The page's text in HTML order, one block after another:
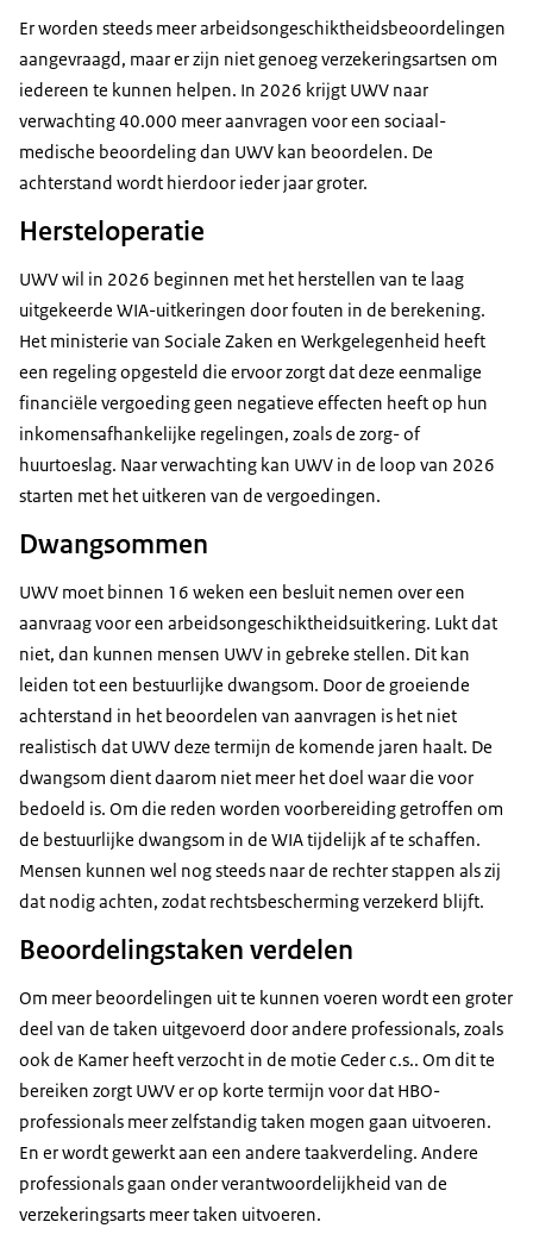
Er worden steeds meer arbeidsongeschiktheidsbeoordelingen
aangevraagd, maar er zijn niet genoeg verzekeringsartsen om
iedereen te kunnen helpen. In 2026 krijgt UWV naar
verwachting 40.000 meer aanvragen voor een sociaal-
medische beoordeling dan UWV kan beoordelen. De
achterstand wordt hierdoor ieder jaar groter.
Hersteloperatie
UWV wil in 2026 beginnen met het herstellen van te laag
uitgekeerde WIA-uitkeringen door fouten in de berekening.
Het ministerie van Sociale Zaken en Werkgelegenheid heeft
een regeling opgesteld die ervoor zorgt dat deze eenmalige
financiële vergoeding geen negatieve effecten heeft op hun
inkomensafhankelijke regelingen, zoals de zorg- of
huurtoeslag. Naar verwachting kan UWV in de loop van 2026
starten met het uitkeren van de vergoedingen.
Dwangsommen
UWV moet binnen 16 weken een besluit nemen over een
aanvraag voor een arbeidsongeschiktheidsuitkering. Lukt dat
niet, dan kunnen mensen UWV in gebreke stellen. Dit kan
leiden tot een bestuurlijke dwangsom. Door de groeiende
achterstand in het beoordelen van aanvragen is het niet
realistisch dat UWV deze termijn de komende jaren haalt. De
dwangsom dient daarom niet meer het doel waar die voor
bedoeld is. Om die reden worden voorbereiding getroffen om
de bestuurlijke dwangsom in de WIA tijdelijk af te schaffen.
Mensen kunnen wel nog steeds naar de rechter stappen als zij
dat nodig achten, zodat rechtsbescherming verzekerd blijft.
Beoordelingstaken verdelen
Om meer beoordelingen uit te kunnen voeren wordt een groter
deel van de taken uitgevoerd door andere professionals, zoals
ook de Kamer heeft verzocht in de motie Ceder c.s.. Om dit te
bereiken zorgt UWV er op korte termijn voor dat HBO-
professionals meer zelfstandig taken mogen gaan uitvoeren.
En er wordt gewerkt aan een andere taakverdeling. Andere
professionals gaan onder verantwoordelijkheid van de
verzekeringsarts meer taken uitvoeren.